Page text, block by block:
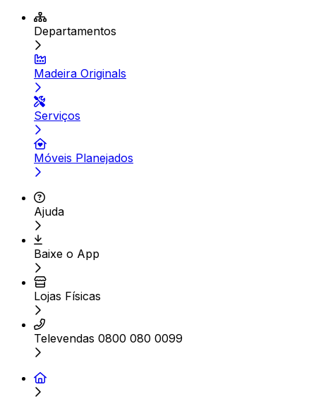
Departamentos
Madeira Originals
Serviços
Móveis Planejados
Ajuda
Baixe o App
Lojas Físicas
Televendas 0800 080 0099